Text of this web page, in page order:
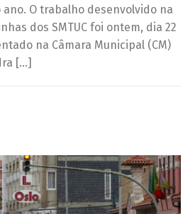
O trabalho desenvolvido na
dos SMTUC foi ontem, dia 22
na Câmara Municipal (CM)
[…]